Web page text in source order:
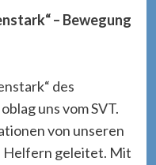
– Bewegung
des
uns vom SVT.
von unseren
geleitet. Mit